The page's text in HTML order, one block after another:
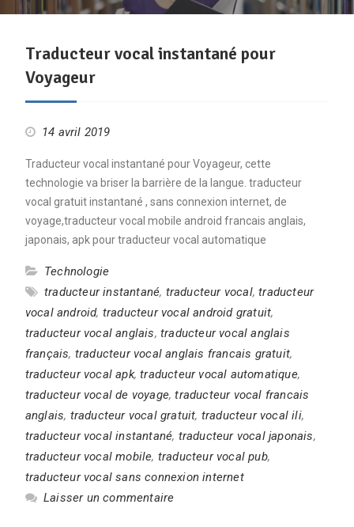
Traducteur vocal instantané pour
Voyageur
14 avril 2019
Traducteur vocal instantané pour Voyageur, cette
technologie va briser la barrière de la langue. traducteur
vocal gratuit instantané , sans connexion internet, de
voyage,traducteur vocal mobile android francais anglais,
japonais, apk pour traducteur vocal automatique
Technologie
traducteur instantané, traducteur vocal,traducteur
vocal android, traducteur vocal android gratuit,
traducteur vocal anglais, traducteur vocal anglais
français, traducteur vocal anglais francais gratuit,
traducteur vocal apk,traducteur vocal automatique,
traducteur vocal de voyage,traducteur vocal francais
anglais, traducteur vocal gratuit, traducteur vocal ili,
traducteur vocal instantané, traducteur vocal japonais,
traducteur vocal mobile, traducteur vocal pub,
traducteur vocal sans connexion internet
Laisser un commentaire